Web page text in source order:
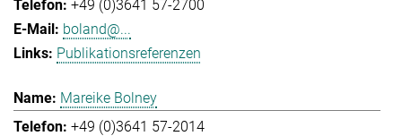
+49 (0)3641 57-2700
boland@...
Publikationsreferenzen
Mareike Bolney
+49 (0)3641 57-2014